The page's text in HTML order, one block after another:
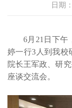
日期
6月21日下午
婷一行3人到我校
院长王军政、研
座谈交流会。